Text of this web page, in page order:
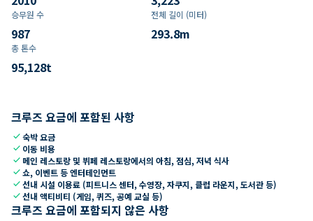
승무원 수
987
전체 길이 (미터)
293.8m
총 톤수
95,128t
크루즈 요금에 포함된 사항
check숙박 요금
check 이동 비용
check 메인 레스토랑 및 뷔페 레스토랑에서의 아침, 점심, 저녁 식사
check쇼, 이벤트 등 엔터테인먼트
check선내 시설 이용료 (피트니스 센터, 수영장, 자쿠지, 클럽 라운지, 도서관 등)
check선내 액티비티 (게임, 퀴즈, 공예 교실 등)
크루즈 요금에 포함되지 않은 사항